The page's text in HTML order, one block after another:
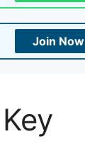
Join Now